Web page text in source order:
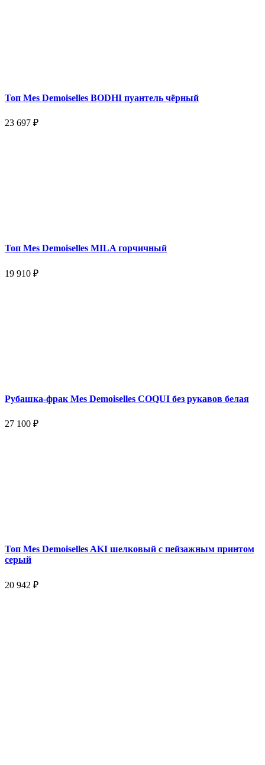
Топ Mes Demoiselles BODHI пуантель чёрный
23 697 ₽
Топ Mes Demoiselles MILA горчичный
19 910 ₽
Рубашка-фрак Mes Demoiselles COQUI без рукавов белая
27 100 ₽
Топ Mes Demoiselles AKI шелковый с пейзажным принтом
серый
20 942 ₽